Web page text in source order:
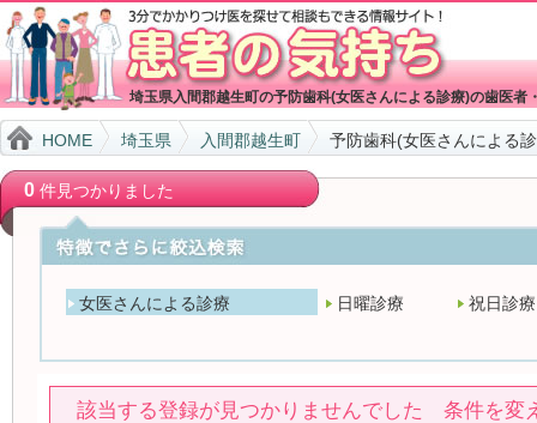
埼玉県入間郡越生町の予防歯科(女医さんによる診療)の歯医者
HOME 埼玉県 入間郡越生町 予防歯科(女医さんによる
0件見つかりました
女医さんによる診療 日曜診療 祝日診療
該当する登録が見つかりませんでした 条件を